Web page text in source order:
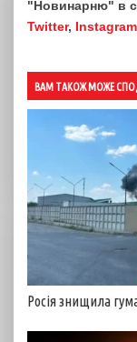
"Новинарню" в
Twitter, Instagram
ВАМ ТАКОЖ МОЖЕ
Росія знищила